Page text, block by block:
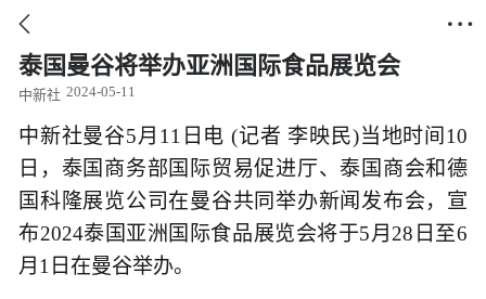
 
泰国曼谷将举办亚洲国际食品展览会
中新社 2024-05-11
中新社曼谷5月11日电 (记者 李映民)当地时间10
日，泰国商务部国际贸易促进厅、泰国商会和德
国科隆展览公司在曼谷共同举办新闻发布会，宣
布2024泰国亚洲国际食品展览会将于5月28日至6
月1日在曼谷举办。